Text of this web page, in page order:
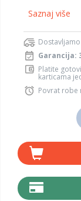
Saznaj više
Garancija:
Platite
karticama
Povrat robe